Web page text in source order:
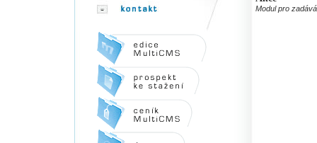
Modul pro